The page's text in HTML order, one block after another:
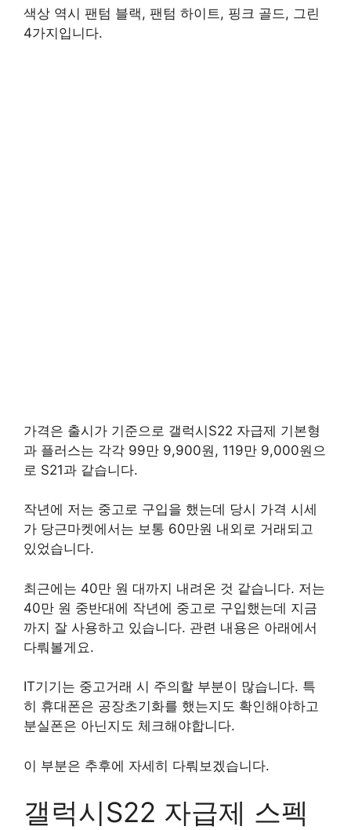
색상 역시 팬텀 블랙, 팬텀 하이트, 핑크 골드, 그린
4가지입니다.
가격은 출시가 기준으로 갤럭시S22 자급제 기본형
과 플러스는 각각 99만 9,900원, 119만 9,000원으
로 S21과 같습니다.
작년에 저는 중고로 구입을 했는데 당시 가격 시세
가 당근마켓에서는 보통 60만원 내외로 거래되고
있었습니다.
최근에는 40만 원 대까지 내려온 것 같습니다. 저는
40만 원 중반대에 작년에 중고로 구입했는데 지금
까지 잘 사용하고 있습니다. 관련 내용은 아래에서
다뤄볼게요.
IT기기는 중고거래 시 주의할 부분이 많습니다. 특
히 휴대폰은 공장초기화를 했는지도 확인해야하고
분실폰은 아닌지도 체크해야합니다.
이 부분은 추후에 자세히 다뤄보겠습니다.
갤럭시S22 자급제 스펙